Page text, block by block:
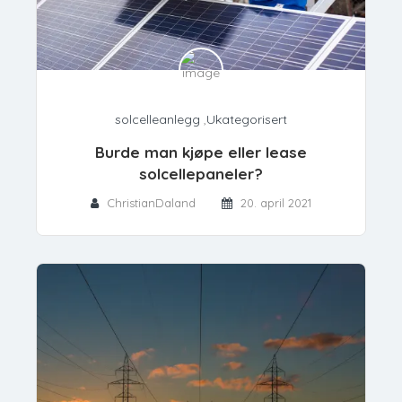
solcelleanlegg ,Ukategorisert
Burde man kjøpe eller lease
solcellepaneler?
ChristianDaland 20. april 2021